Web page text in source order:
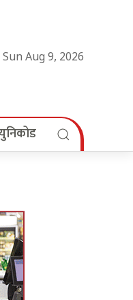
Sun Aug 9, 2026